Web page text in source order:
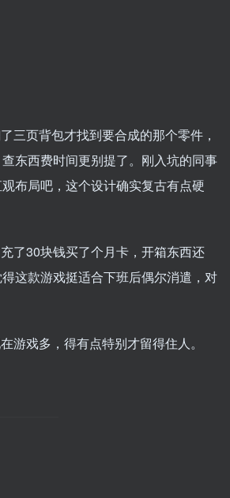
三页背包才找到要合成的那个零件，
东西费时间更别提了。刚入坑的同事
布局吧，这个设计确实复古有点硬
了30块钱买了个月卡，开箱东西还
这款游戏挺适合下班后偶尔消遣，对
游戏多，得有点特别才留得住人。